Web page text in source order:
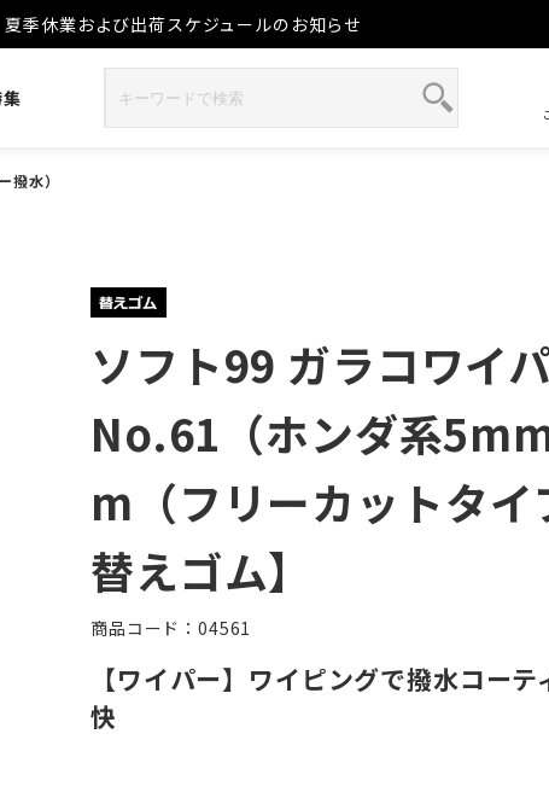
夏季休業および出荷スケジュールのお知らせ
撥水）
ソフト99 ガラコワイ
No.61（ホンダ系
m（フリーカットタイ
替えゴム】
商品コード：04561
【ワイパー】ワイピングで撥水コー
快